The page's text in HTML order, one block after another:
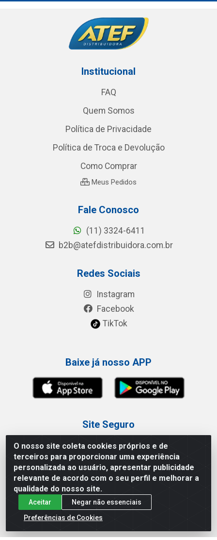
O nosso site coleta cookies próprios e de
terceiros para proporcionar uma experiência
personalizada ao usuário, apresentar publicidade
relevante de acordo com o seu perfil e melhorar a
qualidade do nosso site.
Aceitar
Negar não essenciais
Preferências de Cookies
Institucional
FAQ
Quem Somos
Política de Privacidade
Política de Troca e Devolução
Como Comprar
Meus Pedidos
Fale Conosco
(11) 3324-6411
b2b@atefdistribuidora.com.br
Redes Sociais
Instagram
Facebook
TikTok
Baixe já nosso APP
Site Seguro
Loja / Showroom
Tel.: (11) 3227-0546
Av Vautier, 587/597 - Pari - São Paulo/SP